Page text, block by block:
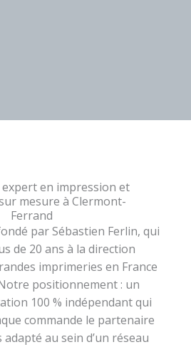
expert en impression et
mesure à Clermont-
Ferrand
par Sébastien Ferlin, qui
de 20 ans à la direction
imprimeries en France
positionnement : un
100 % indépendant qui
commande le partenaire
au sein d’un réseau